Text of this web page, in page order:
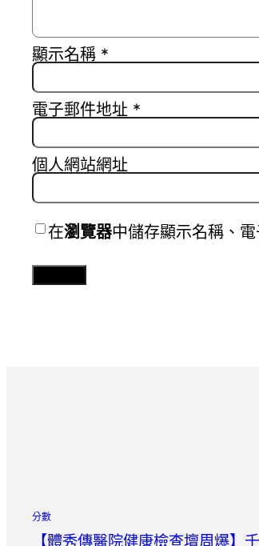
顯示名稱 *
電子郵件地址 *
個人網站網址
在瀏覽器中儲存顯示名稱、
分數
【體秀傳醫院健康檢查壇周爆】